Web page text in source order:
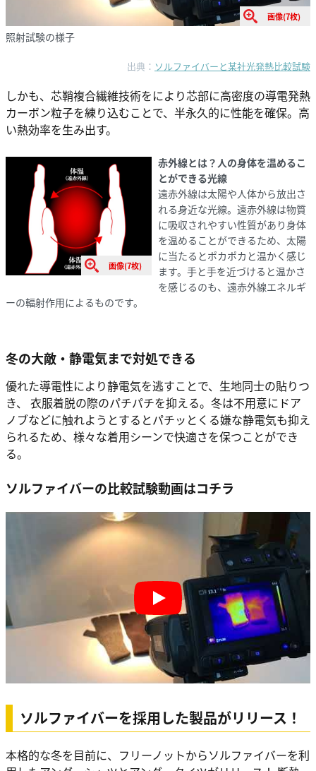
画像(7枚)
照射試験の様子
出典： ソルファイバーと某社光発熱比較試験
しかも、芯鞘複合繊維技術をにより芯部に高密度の導電発熱
カーボン粒子を練り込むことで、半永久的に性能を確保。高
い熱効率を生み出す。
画像(7枚)
赤外線とは？人の身体を温めるこ
とができる光線
遠赤外線は太陽や人体から放出さ
れる身近な光線。遠赤外線は物質
に吸収されやすい性質があり身体
を温めることができるため、太陽
に当たるとポカポカと温かく感じ
ます。手と手を近づけると温かさ
を感じるのも、遠赤外線エネルギ
ーの輻射作用によるものです。
冬の大敵・静電気まで対処できる
優れた導電性により静電気を逃すことで、生地同士の貼りつ
き、 衣服着脱の際のパチパチを抑える。冬は不用意にドア
ノブなどに触れようとするとパチッとくる嫌な静電気も抑え
られるため、様々な着用シーンで快適さを保つことができ
る。
ソルファイバーの比較試験動画はコチラ
Play
ソルファイバーを採用した製品がリリース！
本格的な冬を目前に、フリーノットからソルファイバーを利